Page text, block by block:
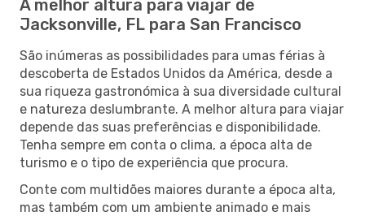
A melhor altura para viajar de
Jacksonville, FL para San Francisco
São inúmeras as possibilidades para umas férias à
descoberta de Estados Unidos da América, desde a
sua riqueza gastronómica à sua diversidade cultural
e natureza deslumbrante. A melhor altura para viajar
depende das suas preferências e disponibilidade.
Tenha sempre em conta o clima, a época alta de
turismo e o tipo de experiência que procura.
Conte com multidões maiores durante a época alta,
mas também com um ambiente animado e mais